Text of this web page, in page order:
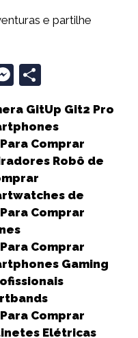
e partilhe
M
ss
e
n
g
e
r
a
r
e
GitUp Git2 Pro
Comprar
Robô de
de
Comprar
Comprar
Gaming
Comprar
Elétricas